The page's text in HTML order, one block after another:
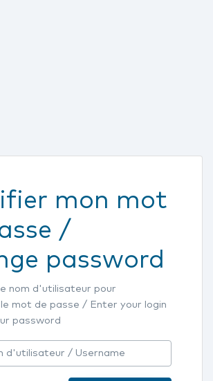
mon mot
/
password
nom d'utilisateur pour
mot de passe / Enter your login
password